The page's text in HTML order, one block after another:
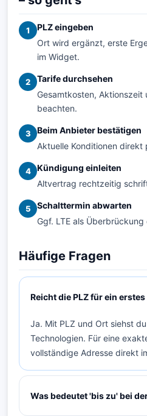
1
PLZ eingeben
Ort wird ergänzt, erste
im Widget.
2
Tarife durchsehen
Gesamtkosten, Aktionszeit
beachten.
3
Beim Anbieter bestätigen
Aktuelle Konditionen direkt
4
Kündigung einleiten
Altvertrag rechtzeitig
5
Schalttermin abwarten
Ggf. LTE als Überbrückung
Häufige Fragen
Reicht die PLZ für ein
Ja. Mit PLZ und Ort siehst
Technologien. Für eine
vollständige Adresse direkt
Was bedeutet 'bis zu' bei